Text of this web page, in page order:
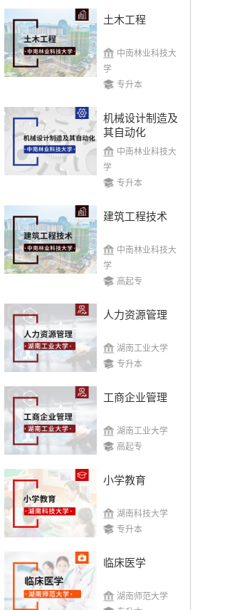
土木工程
中南林业科技大
学
专升本
机械设计制造及
其自动化
中南林业科技大
学
专升本
建筑工程技术
中南林业科技大
学
高起专
人力资源管理
湖南工业大学
专升本
工商企业管理
湖南工业大学
高起专
小学教育
湖南科技大学
专升本
临床医学
湖南师范大学